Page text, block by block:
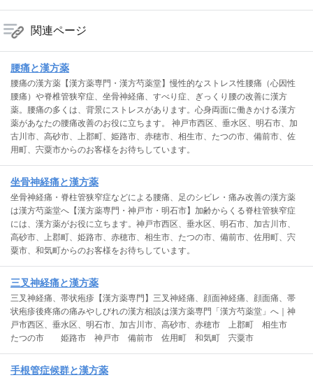
関連ページ
腰痛と漢方薬
腰痛の漢方薬【漢方薬専門・漢方芍薬堂】慢性的なストレス性腰痛（心因性
腰痛）や脊椎管狭窄症、坐骨神経痛、すべり症、ぎっくり腰の改善に漢方
薬。腰痛の多くは、背景にストレスがあります。心身両面に働きかける漢方
薬があなたの腰痛改善のお役に立ちます。 神戸市西区、垂水区、明石市、加
古川市、高砂市、上郡町、姫路市、赤穂市、相生市、たつの市、備前市、佐
用町、宍粟市からのお客様をお待ちしています。
坐骨神経痛と漢方薬
坐骨神経痛・脊柱管狭窄症などによる腰痛、足のシビレ・痛み改善の漢方薬
は漢方芍薬堂へ【漢方薬専門・神戸市・明石市】加齢からくる脊柱管狭窄症
には、漢方薬がお役に立ちます。神戸市西区、垂水区、明石市、加古川市、
高砂市、上郡町、姫路市、赤穂市、相生市、たつの市、備前市、佐用町、宍
粟市、和気町からのお客様をお待ちしています。
三叉神経痛と漢方薬
三叉神経痛、帯状疱疹【漢方薬専門】三叉神経痛、顔面神経痛、顔面痛、帯
状疱疹後疼痛の痛みやしびれの漢方相談は漢方薬専門「漢方芍薬堂」へ｜神
戸市西区、垂水区、明石市、加古川市、高砂市、赤穂市 上郡町 相生市
たつの市 姫路市 神戸市 備前市 佐用町 和気町 宍粟市
手根管症候群と漢方薬